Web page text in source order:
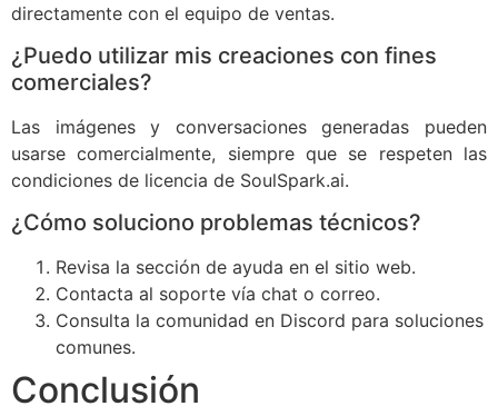
directamente con el equipo de ventas.
¿Puedo utilizar mis creaciones con fines
comerciales?
Las imágenes y conversaciones generadas pueden
usarse comercialmente, siempre que se respeten las
condiciones de licencia de SoulSpark.ai.
¿Cómo soluciono problemas técnicos?
Revisa la sección de ayuda en el sitio web.
Contacta al soporte vía chat o correo.
Consulta la comunidad en Discord para soluciones
comunes.
Conclusión